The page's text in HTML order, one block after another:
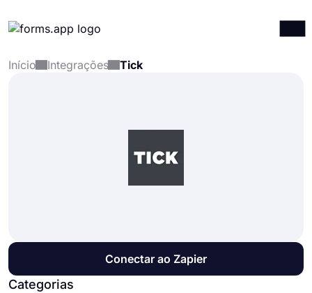
Produtos
Início Integrações Tick
Conectar ao Zapier
Categorias